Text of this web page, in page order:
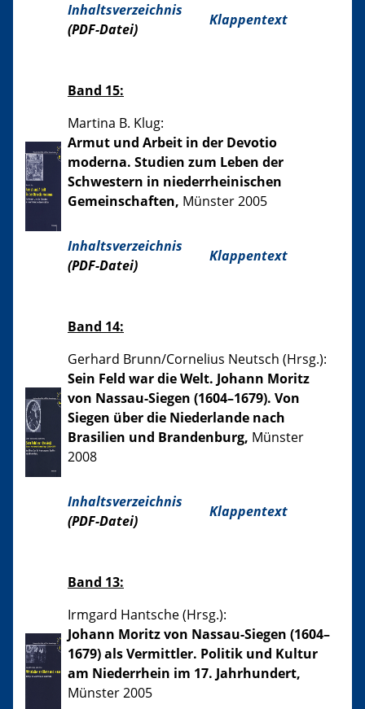
Inhaltsverzeichnis
(PDF-Datei)
Klappentext
Band 15:
Martina B. Klug:
Armut und Arbeit in der Devotio
moderna. Studien zum Leben der
Schwestern in niederrheinischen
Gemeinschaften, Münster 2005
Inhaltsverzeichnis
(PDF-Datei)
Klappentext
Band 14:
Gerhard Brunn/Cornelius Neutsch (Hrsg.):
Sein Feld war die Welt. Johann Moritz
von Nassau-Siegen (1604–1679). Von
Siegen über die Niederlande nach
Brasilien und Brandenburg, Münster
2008
Inhaltsverzeichnis
(PDF-Datei)
Klappentext
Band 13:
Irmgard Hantsche (Hrsg.):
Johann Moritz von Nassau-Siegen (1604–
1679) als Vermittler. Politik und Kultur
am Niederrhein im 17. Jahrhundert,
Münster 2005